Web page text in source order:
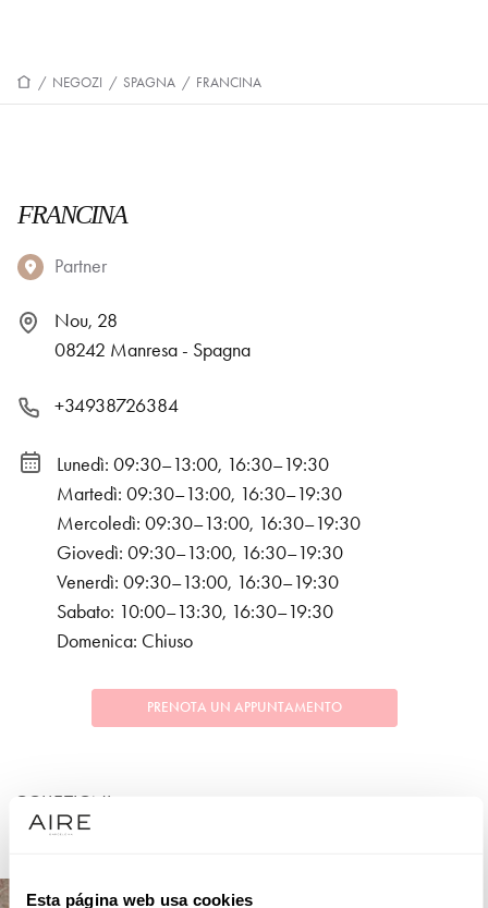
Esta página web usa cookies
/ NEGOZI / SPAGNA / FRANCINA
FRANCINA
Partner
Nou, 28
08242 Manresa - Spagna
+34938726384
Lunedì: 09:30–13:00, 16:30–19:30
Martedì: 09:30–13:00, 16:30–19:30
Mercoledì: 09:30–13:00, 16:30–19:30
Giovedì: 09:30–13:00, 16:30–19:30
Venerdì: 09:30–13:00, 16:30–19:30
Sabato: 10:00–13:30, 16:30–19:30
Domenica: Chiuso
PRENOTA UN APPUNTAMENTO
COLLEZIONI